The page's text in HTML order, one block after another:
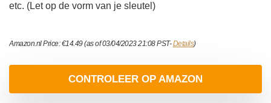
etc. (Let op de vorm van je sleutel)
Amazon.nl Price:€14.49(as of 03/04/2023 21:08 PST-Details)
CONTROLEER OP AMAZON